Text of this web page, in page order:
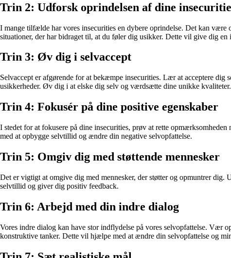
Trin 2: Udforsk oprindelsen af dine
I mange tilfælde har vores insecurities en dybere oprindelse. Det kan være
situationer, der har bidraget til, at du føler dig usikker. Dette vil give dig
Trin 3: Øv dig i selvaccept
Selvaccept er afgørende for at bekæmpe insecurities. Lær at acceptere
usikkerheder. Øv dig i at elske dig selv og værdsætte dine unikke kvaliteter.
Trin 4: Fokusér på dine positive egenskaber
I stedet for at fokusere på dine insecurities, prøv at rette
med at opbygge selvtillid og ændre din negative selvopfattelse.
Trin 5: Omgiv dig med støttende mennesker
Det er vigtigt at omgive dig med mennesker, der støtter og opmuntrer
selvtillid og giver dig positiv feedback.
Trin 6: Arbejd med din indre dialog
Vores indre dialog kan have stor indflydelse på vores selvopfattelse. Vær
konstruktive tanker. Dette vil hjælpe med at ændre din selvopfattelse og